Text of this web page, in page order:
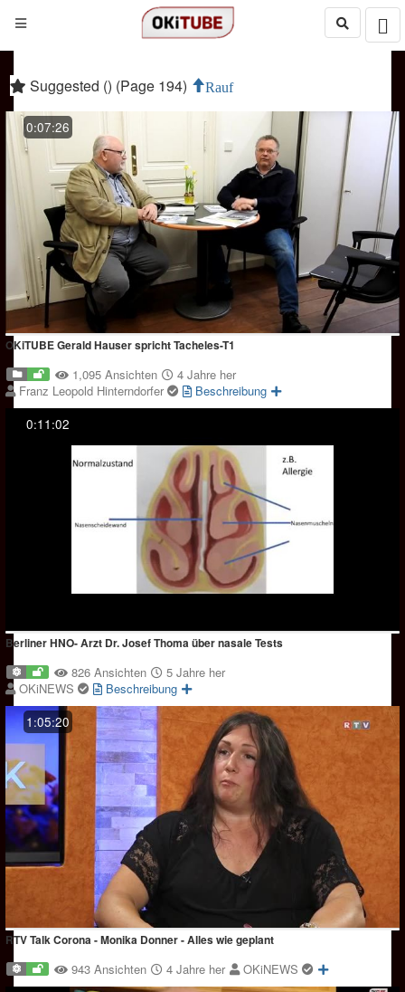
Suggested () (Page 194) Rauf
0:07:26
OKiTUBE Gerald Hauser spricht Tacheles-T1
1,095 Ansichten
4 Jahre her
Franz Leopold Hinterndorfer
Beschreibung
0:11:02
Berliner HNO- Arzt Dr. Josef Thoma über nasale Tests
826 Ansichten
5 Jahre her
OKiNEWS
Beschreibung
1:05:20
RTV Talk Corona - Monika Donner - Alles wie geplant
943 Ansichten 4 Jahre her
OKiNEWS